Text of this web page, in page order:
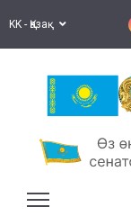
KK - Қазақ